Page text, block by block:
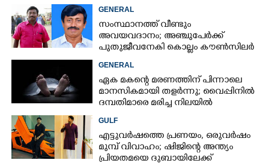
GENERAL
സംസ്ഥാനത്ത് വീണ്ടും
അവയവദാനം; അഞ്ചുപേർക്ക്
പുതുജീവനേകി കൊല്ലം കൗൺസിലർ
ബി അജിത് കുമാർ
GENERAL
ഏക മകന്റെ മരണത്തിന് പിന്നാലെ
മാനസികമായി തളർന്നു; വൈപ്പിനിൽ
ദമ്പതിമാരെ മരിച്ച നിലയിൽ
കണ്ടെത്തി
GULF
എട്ടുവർഷത്തെ പ്രണയം,​ ഒരുവർഷം
മുമ്പ് വിവാഹം; ഷിജിന്റെ അന്ത്യം
പ്രിയതമയെ ദുബായിലേക്ക്